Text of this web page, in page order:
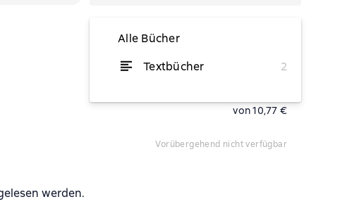
Alle Bücher
Textbücher
2
von 10,77 €
vorübergehend nicht verfügbar
werden.